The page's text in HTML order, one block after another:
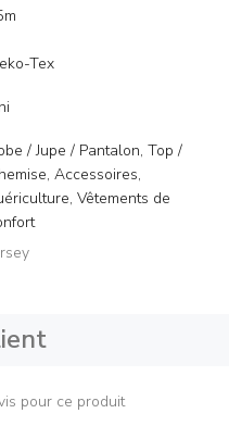
Tex
/ Jupe / Pantalon, Top /
Accessoires,
Vêtements de
pour ce produit